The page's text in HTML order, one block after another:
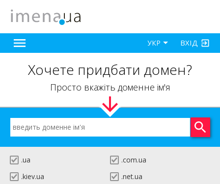
ВХІД
УКР
Хочете придбати домен?
Просто вкажіть доменне ім'я
.ua
.com.ua
.kiev.ua
.net.ua